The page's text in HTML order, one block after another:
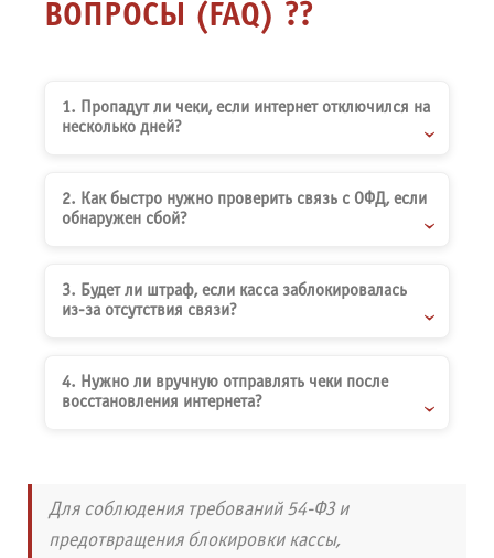
ВОПРОСЫ (FAQ) ?
1. Пропадут ли чеки, если интернет отключился на
несколько дней?
2. Как быстро нужно проверить связь с ОФД, если
обнаружен сбой?
3. Будет ли штраф, если касса заблокировалась
из-за отсутствия связи?
4. Нужно ли вручную отправлять чеки после
восстановления интернета?
Для соблюдения требований 54-ФЗ и
предотвращения блокировки кассы,